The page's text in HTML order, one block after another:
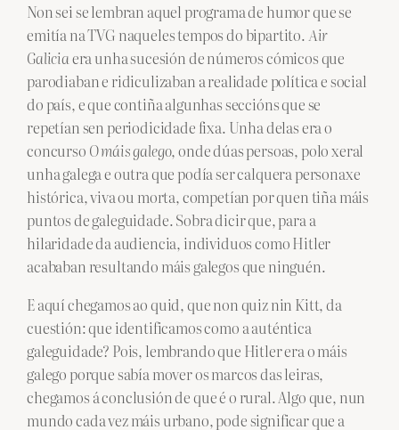
Non sei se lembran aquel programa de humor que se
emitía na TVG naqueles tempos do bipartito.Air
Galiciaera unha sucesión de números cómicos que
parodiaban e ridiculizaban a realidade política e social
do país, e que contiña algunhas seccións que se
repetían sen periodicidade fixa. Unha delas era o
concurso O máis galego, onde dúas persoas, polo xeral
unha galega e outra que podía ser calquera personaxe
histórica, viva ou morta, competían por quen tiña máis
puntos de galeguidade. Sobra dicir que, para a
hilaridade da audiencia, individuos como Hitler
acababan resultando máis galegos que ninguén.
E aquí chegamos ao quid, que non quiz nin Kitt, da
cuestión: que identificamos como a auténtica
galeguidade? Pois, lembrando que Hitler era o máis
galego porque sabía mover os marcos das leiras,
chegamos á conclusión de que é o rural. Algo que, nun
mundo cada vez máis urbano, pode significar que a